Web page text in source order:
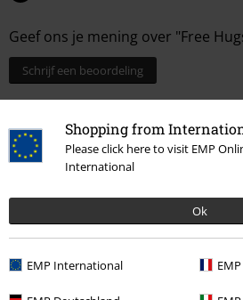
Shopping from
Please click here to visit EMP
International
Ok
EMP International
Geef ons je mening over "Free
Schrijf een beoordeling
Laatst bezocht